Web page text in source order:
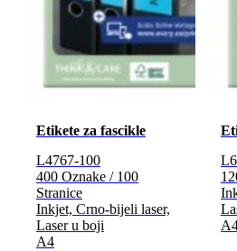
Etikete za fascikle
L4767-100
400 Oznake / 100
Stranice
Inkjet, Crno-bijeli laser,
Laser u boji
A4